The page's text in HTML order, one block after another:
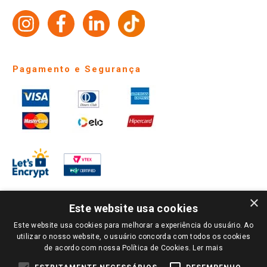
Identidade Visual
Pagamento e Segurança
PARA VER OS PREÇOS DA SUA REGIÃO, FAÇA LOGIN E SELECIONE A LOJA DE
SUA PREFERÊNCIA. SOMENTE APÓS O LOGIN, OS PREÇOS DA SUA REGIÃO OU
LOJA SERÃO CARREGADOS.
TODOS OS PREÇOS E CONDIÇÕES COMERCIAIS DESTE SITE SÃO VÁLIDOS APENAS
×
Este website usa cookies
Este website usa cookies para melhorar a experiência do usuário. Ao
utilizar o nosso website, o usuário concorda com todos os cookies
de acordo com nossa Política de Cookies. Ler mais